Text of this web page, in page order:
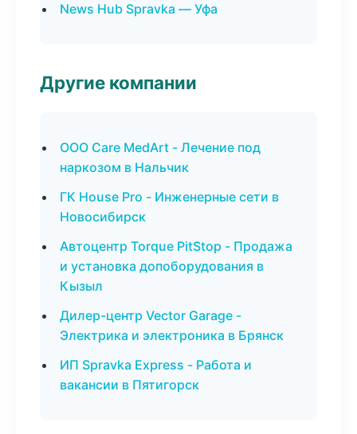
News Hub Spravka — Уфа
Другие компании
ООО Care MedArt - Лечение под
наркозом в Нальчик
ГК House Pro - Инженерные сети в
Новосибирск
Автоцентр Torque PitStop - Продажа
и установка допоборудования в
Кызыл
Дилер-центр Vector Garage -
Электрика и электроника в Брянск
ИП Spravka Express - Работа и
вакансии в Пятигорск